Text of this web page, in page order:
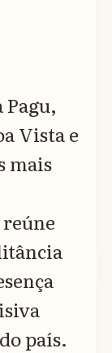
Vista e
mais
país.